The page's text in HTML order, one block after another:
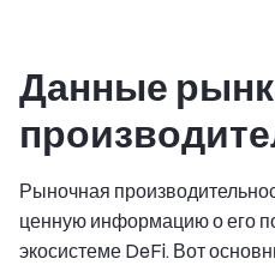
Данные
Рыночная
ценную информацию о его
экосистеме DeFi. Вот